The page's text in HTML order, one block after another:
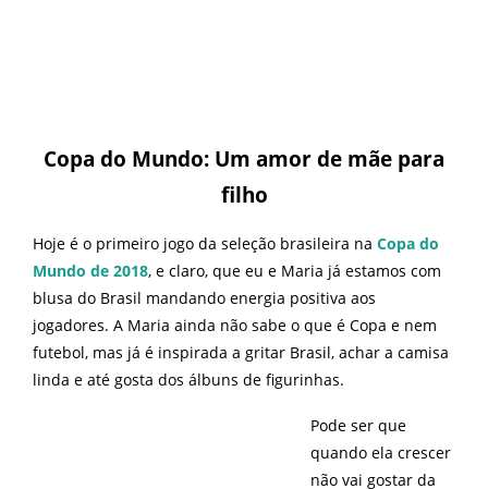
Copa do Mundo: Um amor de mãe para
filho
Hoje é o primeiro jogo da seleção brasileira na Copa do
Mundo de 2018, e claro, que eu e Maria já estamos com
blusa do Brasil mandando energia positiva aos
jogadores. A Maria ainda não sabe o que é Copa e nem
futebol, mas já é inspirada a gritar Brasil, achar a camisa
linda e até gosta dos álbuns de figurinhas.
Pode ser que
quando ela crescer
não vai gostar da